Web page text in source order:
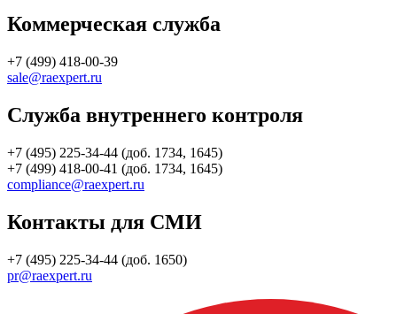
Коммерческая служба
+7 (499) 418-00-39
sale@raexpert.ru
Служба внутреннего контроля
+7 (495) 225-34-44 (доб. 1734, 1645)
+7 (499) 418-00-41 (доб. 1734, 1645)
compliance@raexpert.ru
Контакты для СМИ
+7 (495) 225-34-44 (доб. 1650)
pr@raexpert.ru